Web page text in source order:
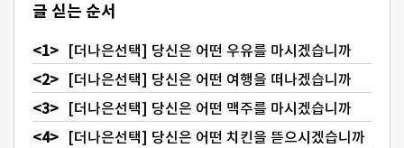
글 싣는 순서
[더나은선택] 당신은 어떤 우유를 마시겠습니까
[더나은선택] 당신은 어떤 여행을 떠나겠습니까
[더나은선택] 당신은 어떤 맥주를 마시겠습니까
[더나은선택] 당신은 어떤 치킨을 뜯으시겠습니까